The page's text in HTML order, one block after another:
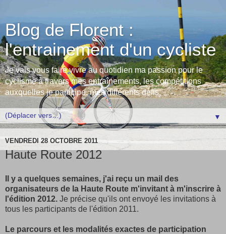
Blog de Florent :
l'entrainement d'un cycliste
Je vais vous faire vivre au quotidien ma passion pour le
cyclisme à travers mes entraînements, les compétitions
auxquelles je participe, mes différents défis, ...
▼
VENDREDI 28 OCTOBRE 2011
Haute Route 2012
Il y a quelques semaines, j'ai reçu un mail des
organisateurs de la Haute Route m'invitant à m'inscrire à
l'édition 2012. Je précise qu'ils ont envoyé les invitations à
tous les participants de l'édition 2011.
Le parcours et les modalités exactes de participation